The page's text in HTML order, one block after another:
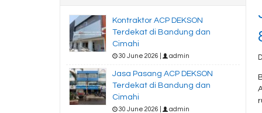
Kontraktor ACP DEKSON
Terdekat di Bandung dan
Cimahi
30 June 2026 | admin
Jasa Pasang ACP DEKSON
Terdekat di Bandung dan
Cimahi
30 June 2026 | admin